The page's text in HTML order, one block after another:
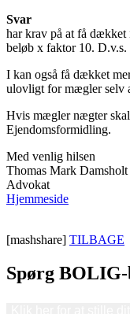
Svar
har krav på at få dækket
beløb x faktor 10. D.v.s.
I kan også få dækket
ulovligt for mægler selv
Hvis mægler nægter
Ejendomsformidling.
Med venlig hilsen
Thomas Mark Damsholt
Advokat
Hjemmeside
[mashshare] TILBAGE
Spørg BOLIG-